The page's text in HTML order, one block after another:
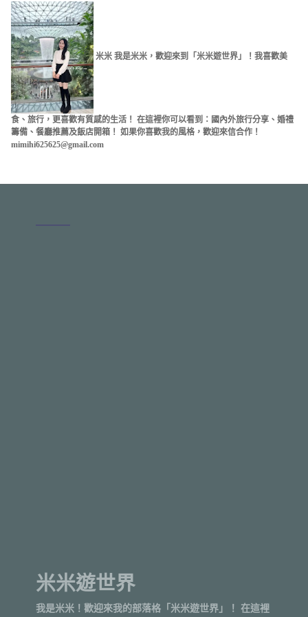
米米 我是米米，歡迎來到「米米遊世界」！我喜歡美
食、旅行，更喜歡有質感的生活！ 在這裡你可以看到：國內外旅行分享、婚禮
籌備、餐廳推薦及飯店開箱！ 如果你喜歡我的風格，歡迎來信合作！
mimihi625625@gmail.com
米米遊世界
我是米米！歡迎來我的部落格「米米遊世界」！ 在這裡